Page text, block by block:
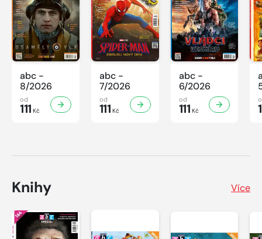
abc -
8/2026
od
111 Kč
abc -
7/2026
od
111 Kč
abc -
6/2026
od
111 Kč
Knihy Více